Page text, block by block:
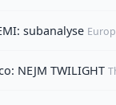
subanalyse
NEJM TWILIGHT